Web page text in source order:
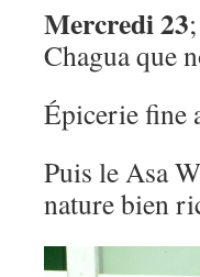
Mercredi 23
Chagua que
Épicerie fine
Puis le Asa
nature bien